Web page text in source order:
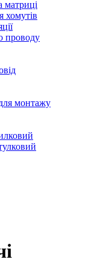
матриці
хомутів
проводу
монтажу